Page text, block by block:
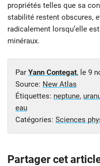
propriétés telles que sa
stabilité restent obscures,
radicalement lorsqu’elle
minéraux.
Par Yann Contegat, le 9
Source: New Atlas
Étiquettes: neptune,
eau
Catégories: Sciences
Partager cet